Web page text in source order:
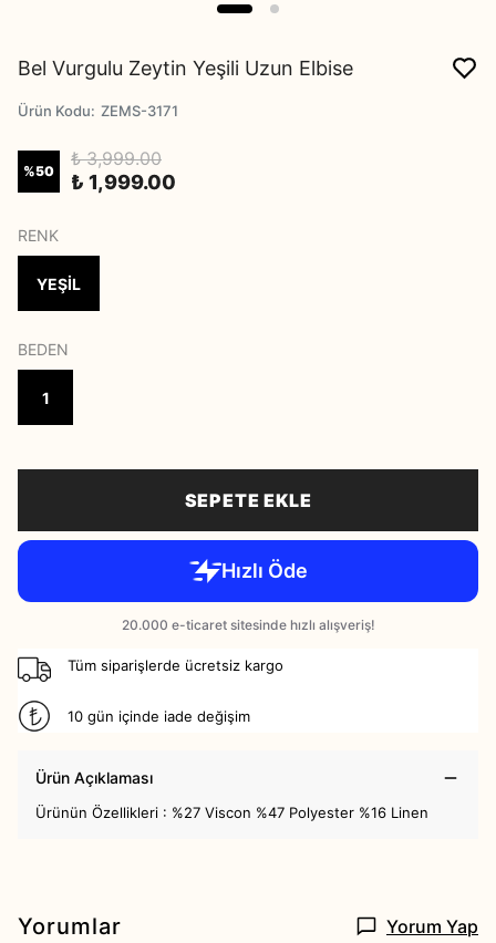
Bel Vurgulu Zeytin Yeşili Uzun Elbise
Ürün Kodu: ZEMS-3171
%50
₺ 3,999.00
₺ 1,999.00
RENK
YEŞİL
BEDEN
1
SEPETE EKLE
Tüm siparişlerde ücretsiz kargo
10 gün içinde iade değişim
Ürün Açıklaması
Ürünün Özellikleri : %27 Viscon %47 Polyester %16 Linen
Yorumlar Yorum Yap